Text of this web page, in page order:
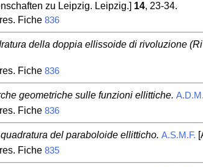
zu Leipzig. Leipzig.] 14, 23-34.
Fiche 836
della doppia ellissoide di rivoluzione
Fiche 836
geometriche sulle funzioni ellittiche. A.D.M.
Fiche 836
del paraboloide ellitticho. A.S.M.F.
Fiche 835